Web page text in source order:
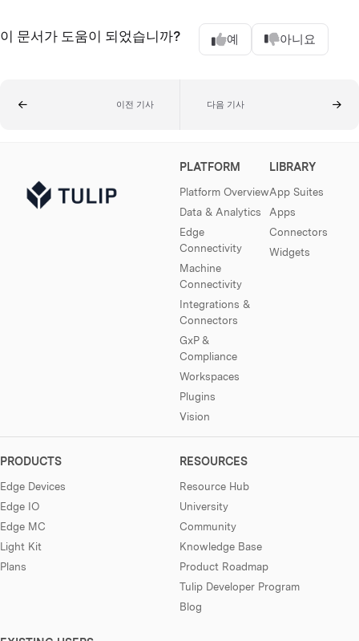
이 문서가 도움이 되었습니까? 예 아니요
이전 기사 다음 기사
PLATFORM
Platform Overview
Data & Analytics
Edge
Connectivity
Machine
Connectivity
Integrations &
Connectors
GxP &
Compliance
Workspaces
Plugins
Vision
LIBRARY
App Suites
Apps
Connectors
Widgets
PRODUCTS
Edge Devices
Edge IO
Edge MC
Light Kit
Plans
RESOURCES
Resource Hub
University
Community
Knowledge Base
Product Roadmap
Tulip Developer Program
Blog